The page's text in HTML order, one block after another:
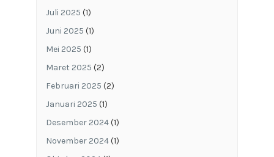
Juli 2025 (1)
Juni 2025 (1)
Mei 2025 (1)
Maret 2025 (2)
Februari 2025 (2)
Januari 2025 (1)
Desember 2024(1)
November 2024(1)